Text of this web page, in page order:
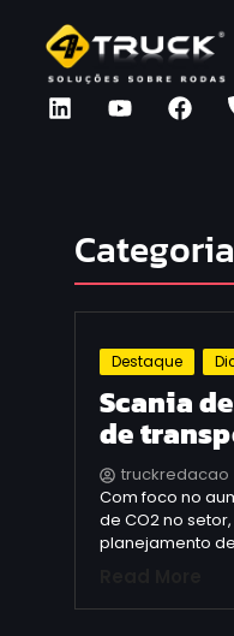
Destaque
Scania
de
truckredacao
Com foco no
de CO2 no
planejamento